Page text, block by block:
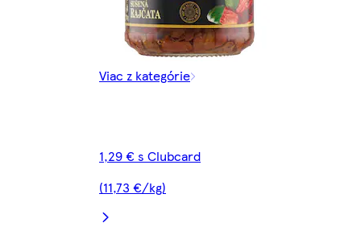
Viac z kategórie
1,29 € s Clubcard
(11,73 €/kg)